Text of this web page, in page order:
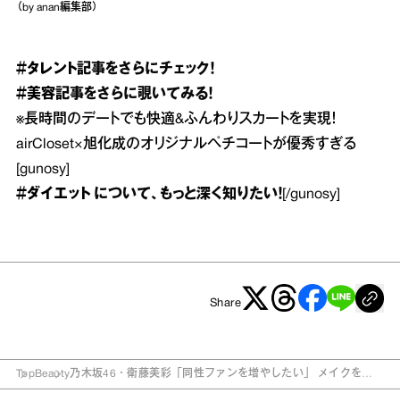
（by anan編集部）
＃タレント記事をさらにチェック！
＃美容記事をさらに覗いてみる！
※長時間のデートでも快適&ふんわりスカートを実現！
airCloset×旭化成のオリジナルペチコートが優秀すぎる
[gunosy]
＃ダイエット について、もっと深く知りたい！ [/gunosy]
Share
TopBeauty乃木坂46・衛藤美彩「同性ファンを増やしたい」 メイクを変